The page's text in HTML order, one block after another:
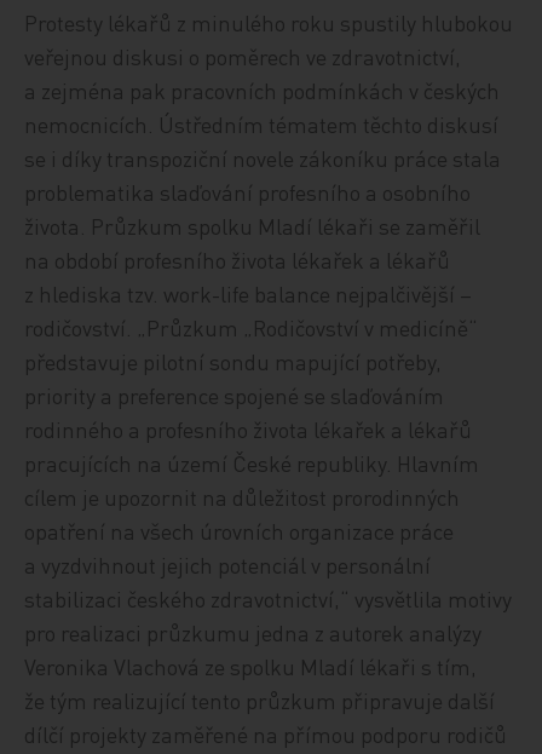
Protesty lékařů z minulého roku spustily hlubokou
veřejnou diskusi o poměrech ve zdravotnictví,
a zejména pak pracovních podmínkách v českých
nemocnicích. Ústředním tématem těchto diskusí
se i díky transpoziční novele zákoníku práce stala
problematika slaďování profesního a osobního
života. Průzkum spolku Mladí lékaři se zaměřil
na období profesního života lékařek a lékařů
z hlediska tzv. work-life balance nejpalčivější –
rodičovství. „Průzkum „Rodičovství v medicíně“
představuje pilotní sondu mapující potřeby,
priority a preference spojené se slaďováním
rodinného a profesního života lékařek a lékařů
pracujících na území České republiky. Hlavním
cílem je upozornit na důležitost prorodinných
opatření na všech úrovních organizace práce
a vyzdvihnout jejich potenciál v personální
stabilizaci českého zdravotnictví,“ vysvětlila motivy
pro realizaci průzkumu jedna z autorek analýzy
Veronika Vlachová ze spolku Mladí lékaři s tím,
že tým realizující tento průzkum připravuje další
dílčí projekty zaměřené na přímou podporu rodičů